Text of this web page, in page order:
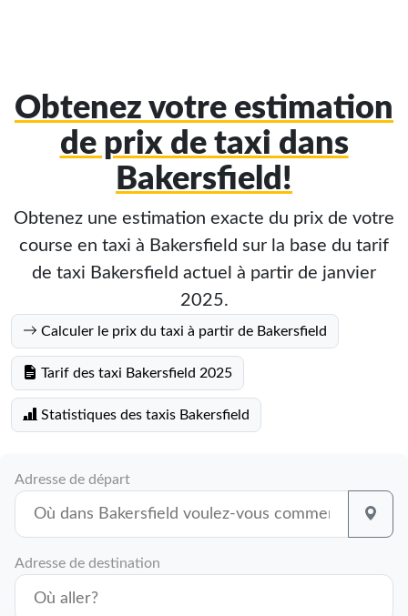
Obtenez votre estimation
de prix de taxi dans
Bakersfield!
Obtenez une estimation exacte du prix de votre
course en taxi à Bakersfield sur la base du tarif
de taxi Bakersfield actuel à partir de janvier
2025.
Calculer le prix du taxi à partir de Bakersfield
Tarif des taxi Bakersfield 2025
Statistiques des taxis Bakersfield
Adresse de départ
Adresse de destination